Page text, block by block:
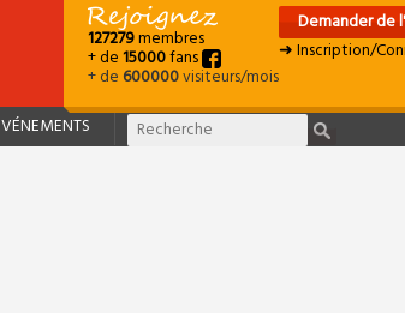
127279membres
+ de15000fans
+ de600000visiteurs/mois
Demander de
➜ Inscription/